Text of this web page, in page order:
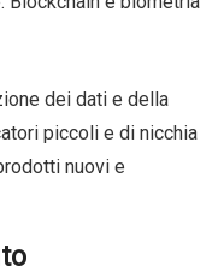
dei dati e della
piccoli e di nicchia
nuovi e